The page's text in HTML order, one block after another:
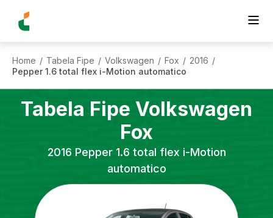
Home / Tabela Fipe / Volkswagen / Fox / 2016 /
Pepper 1.6 total flex i-Motion automatico
Tabela Fipe Volkswagen
Fox
2016 Pepper 1.6 total flex i-Motion
automatico